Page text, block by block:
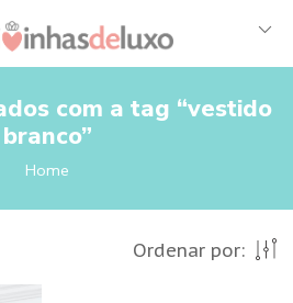
com a tag “vestido
branco”
Home
Ordenar por: